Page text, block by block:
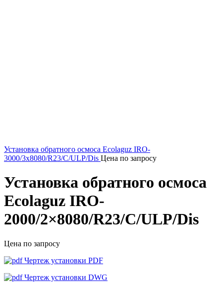
Установка обратного осмоса Ecolaguz IRO-
3000/3x8080/R23/C/ULP/Dis Цена по запросу
Установка обратного осмоса
Ecolaguz IRO-
2000/2×8080/R23/C/ULP/Dis
Цена по запросу
Чертеж установки PDF
Чертеж установки DWG